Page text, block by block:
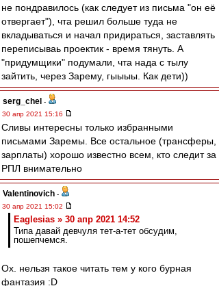
не пондравилось (как следует из письма "он её
отвергает"), чта решил больше туда не
вкладываться и начал придираться, заставлять
переписываь проектик - время тянуть. А
"придумщики" подумали, чта нада с тылу
зайтить, через Зарему, гыыыы. Как дети))
serg_chel -
30 апр 2021 15:16
Сливы интересны только избранными
письмами Заремы. Все остальное (трансферы,
зарплаты) хорошо известно всем, кто следит за
РПЛ внимательно
Valentinovich -
30 апр 2021 15:02
Eaglesias » 30 апр 2021 14:52
Типа давай девчуля тет-а-тет обсудим,
пошепчемся.
Ох. нельзя такое читать тем у кого бурная
фантазия :D